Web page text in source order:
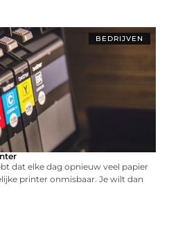
BEDRIJVEN
dat elke dag opnieuw veel papier
printer onmisbaar. Je wilt dan